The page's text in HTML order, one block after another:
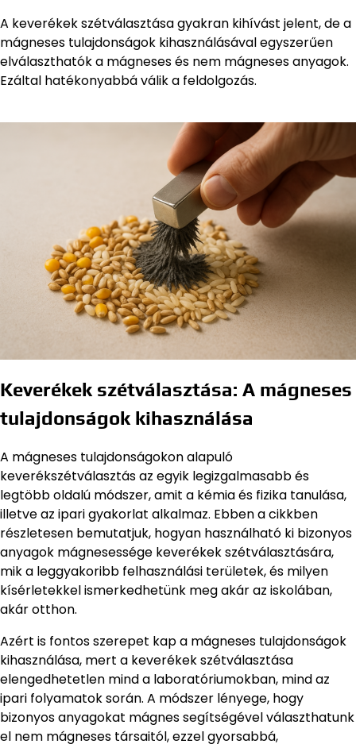
A keverékek szétválasztása gyakran kihívást jelent, de a
mágneses tulajdonságok kihasználásával egyszerűen
elválaszthatók a mágneses és nem mágneses anyagok.
Ezáltal hatékonyabbá válik a feldolgozás.
Keverékek szétválasztása: A mágneses
tulajdonságok kihasználása
A mágneses tulajdonságokon alapuló
keverékszétválasztás az egyik legizgalmasabb és
legtöbb oldalú módszer, amit a kémia és fizika tanulása,
illetve az ipari gyakorlat alkalmaz. Ebben a cikkben
részletesen bemutatjuk, hogyan használható ki bizonyos
anyagok mágnesessége keverékek szétválasztására,
mik a leggyakoribb felhasználási területek, és milyen
kísérletekkel ismerkedhetünk meg akár az iskolában,
akár otthon.
Azért is fontos szerepet kap a mágneses tulajdonságok
kihasználása, mert a keverékek szétválasztása
elengedhetetlen mind a laboratóriumokban, mind az
ipari folyamatok során. A módszer lényege, hogy
bizonyos anyagokat mágnes segítségével választhatunk
el nem mágneses társaitól, ezzel gyorsabbá,